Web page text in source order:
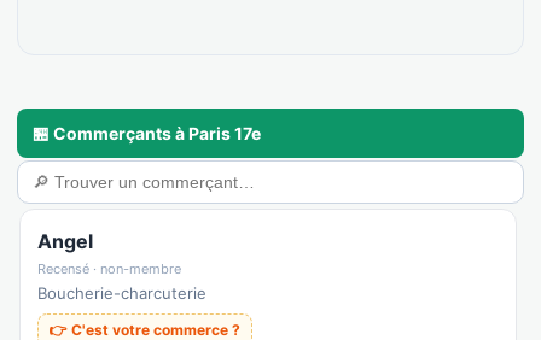
🏪 Commerçants à Paris 17e
Angel
Recensé · non-membre
Boucherie-charcuterie
👉 C'est votre commerce ?